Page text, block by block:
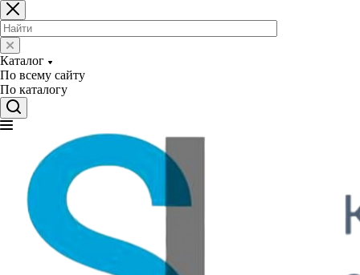
Каталог
По всему сайту
По каталогу